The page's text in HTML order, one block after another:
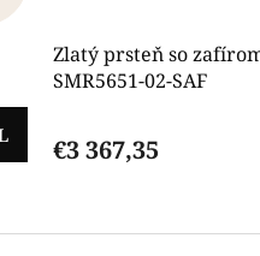
Zlatý prsteň so
SMR5651-02-SAF
€3 367,35